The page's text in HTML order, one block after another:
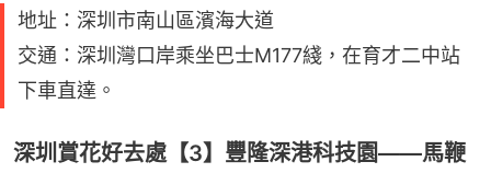
地址：深圳市南山區濱海大道
交通：深圳灣口岸乘坐巴士M177綫，在育才二中站
下車直達。
深圳賞花好去處【3】豐隆深港科技園——馬鞭